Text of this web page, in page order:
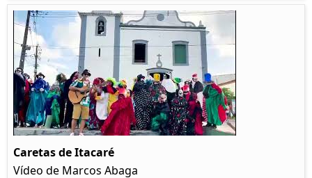
Caretas de Itacaré
Vídeo de Marcos Abaga